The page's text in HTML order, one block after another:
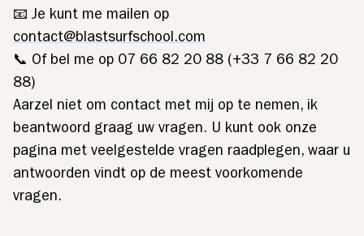
📧 Je kunt me mailen op
contact@blastsurfschool.com
📞 Of bel me op 07 66 82 20 88 (+33 7 66 82 20
88)
Aarzel niet om contact met mij op te nemen, ik
beantwoord graag uw vragen. U kunt ook onze
pagina met veelgestelde vragen raadplegen, waar u
antwoorden vindt op de meest voorkomende
vragen.